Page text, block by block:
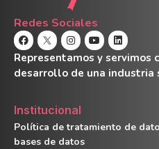
Redes Sociales
Representamos y servimos
desarrollo de una industria
Institucional
Política de tratamiento de
bases de datos